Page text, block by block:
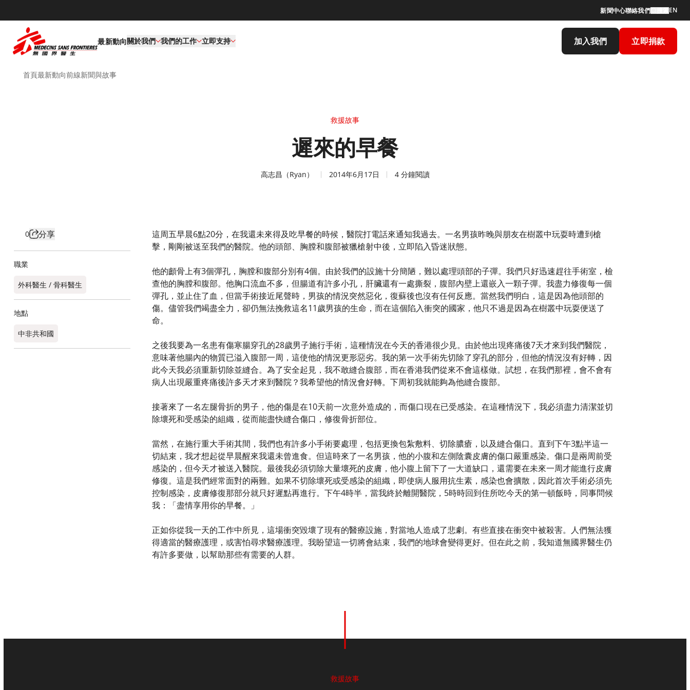
新聞中心聯絡我們 EN
最新動向關於我們 我們的工作​ 立即支持 加入我們 立即捐款
首頁最新動向前線新聞與故事
救援故事
遲來的早餐
高志昌（Ryan） 2014年6月17日 4 分鐘閱讀
0 分享
職業
外科醫生 / 骨科醫生
地點
中非共和國
這周五早晨6點20分，在我還未來得及吃早餐的時候，醫院打電話來通知我過去。一名男孩昨晚與朋友在樹叢中玩耍時遭到槍
擊，剛剛被送至我們的醫院。他的頭部、胸膛和腹部被獵槍射中後，立即陷入昏迷狀態。
他的顱骨上有3個彈孔，胸膛和腹部分別有4個。由於我們的設施十分簡陋，難以處理頭部的子彈。我們只好迅速趕往手術室，檢
查他的胸膛和腹部。他胸口流血不多，但腸道有許多小孔，肝臟還有一處撕裂，腹部內壁上還嵌入一顆子彈。我盡力修復每一個
彈孔，並止住了血，但當手術接近尾聲時，男孩的情況突然惡化，復蘇後也沒有任何反應。當然我們明白，這是因為他頭部的
傷。儘管我們竭盡全力，卻仍無法挽救這名11歲男孩的生命，而在這個陷入衝突的國家，他只不過是因為在樹叢中玩耍便送了
命。
之後我要為一名患有傷寒腸穿孔的28歲男子施行手術，這種情況在今天的香港很少見。由於他出現疼痛後7天才來到我們醫院，
意味著他腸內的物質已溢入腹部一周，這使他的情況更形惡劣。我的第一次手術先切除了穿孔的部分，但他的情況沒有好轉，因
此今天我必須重新切除並縫合。為了安全起見，我不敢縫合腹部，而在香港我們從來不會這樣做。試想，在我們那裡，會不會有
病人出現嚴重疼痛後許多天才來到醫院？我希望他的情況會好轉。下周初我就能夠為他縫合腹部。
接著來了一名左腿骨折的男子，他的傷是在10天前一次意外造成的，而傷口現在已受感染。在這種情況下，我必須盡力清潔並切
除壞死和受感染的組織，從而能盡快縫合傷口，修復骨折部位。
當然，在施行重大手術其間，我們也有許多小手術要處理，包括更換包紮敷料、切除膿瘡，以及縫合傷口。直到下午3點半這一
切結束，我才想起從早晨醒來我還未曾進食。但這時來了一名男孩，他的小腹和左側陰囊皮膚的傷口嚴重感染。傷口是兩周前受
感染的，但今天才被送入醫院。最後我必須切除大量壞死的皮膚，他小腹上留下了一大道缺口，還需要在未來一周才能進行皮膚
修復。這是我們經常面對的兩難。如果不切除壞死或受感染的組織，即使病人服用抗生素，感染也會擴散，因此首次手術必須先
控制感染，皮膚修復那部分就只好遲點再進行。下午4時半，當我終於離開醫院，5時時回到住所吃今天的第一頓飯時，同事問候
我：「盡情享用你的早餐。」
正如你從我一天的工作中所見，這場衝突毀壞了現有的醫療設施，對當地人造成了悲劇。有些直接在衝突中被殺害。人們無法獲
得適當的醫療護理，或害怕尋求醫療護理。我盼望這一切將會結束，我們的地球會變得更好。但在此之前，我知道無國界醫生仍
有許多要做，以幫助那些有需要的人群。
救援故事